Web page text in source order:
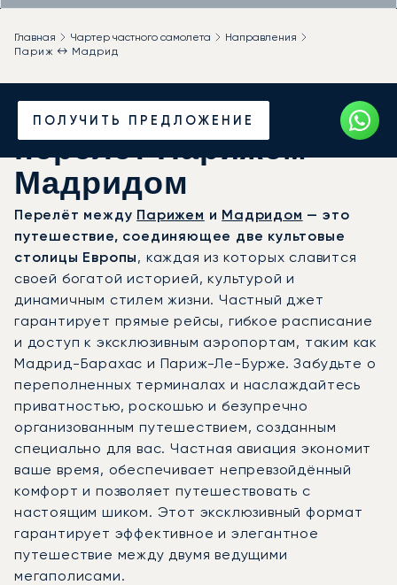
ПОЛУЧИТЬ ПРЕДЛОЖЕНИЕ
Главная Чартер частного самолета
Направления
Париж ↔ Мадрид
Закажите частный
перелёт Парижем —
Мадридом
Перелёт между Парижем и Мадридом — это
путешествие, соединяющее две культовые
столицы Европы, каждая из которых славится
своей богатой историей, культурой и
динамичным стилем жизни. Частный джет
гарантирует прямые рейсы, гибкое расписание
и доступ к эксклюзивным аэропортам, таким как
Мадрид-Барахас и Париж-Ле-Бурже. Забудьте о
переполненных терминалах и наслаждайтесь
приватностью, роскошью и безупречно
организованным путешествием, созданным
специально для вас. Частная авиация экономит
ваше время, обеспечивает непревзойдённый
комфорт и позволяет путешествовать с
настоящим шиком. Этот эксклюзивный формат
гарантирует эффективное и элегантное
путешествие между двумя ведущими
мегаполисами.